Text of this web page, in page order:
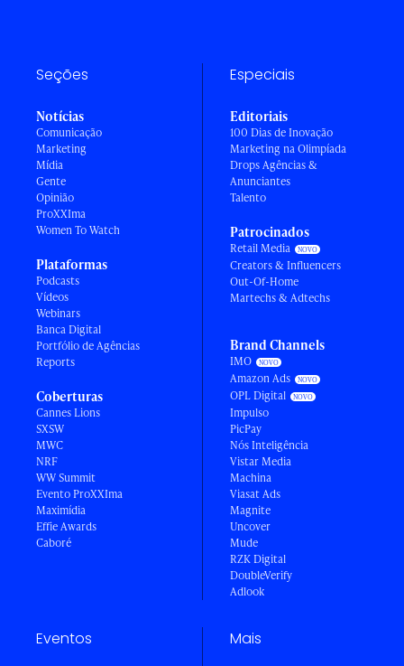
Seções
Notícias
Comunicação
Marketing
Mídia
Gente
Opinião
ProXXIma
Women To Watch
Plataformas
Podcasts
Vídeos
Webinars
Banca Digital
Portfólio de Agências
Reports
Coberturas
Cannes Lions
SXSW
MWC
NRF
WW Summit
Evento ProXXIma
Maximídia
Effie Awards
Caboré
Especiais
Editoriais
100 Dias de Inovação
Marketing na Olimpíada
Drops Agências &
Anunciantes
Talento
Patrocinados
Retail Media
Creators & Influencers
Out-Of-Home
Martechs & Adtechs
Brand Channels
IMO
Amazon Ads
OPL Digital
Impulso
PicPay
Nós Inteligência
Vistar Media
Machina
Viasat Ads
Magnite
Uncover
Mude
RZK Digital
DoubleVerify
Adlook
Eventos Mais